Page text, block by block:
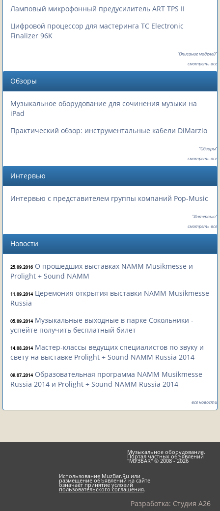
Ламповый микрофонный предусилитель ART TPS II
Цифровой процессор для мастеринга TC Electronic
Finalizer 96K
"Описание моделей"
смотреть все
Обзоры
Музыкальное оборудование для сочинения музыки на
iPad
Практический обзор: инструментальные кабели DiMarzio
"Обзоры"
смотреть все
Интервью
Интервью с представителем группы компаний Pop-Music
"Интервью"
смотреть все
Новости
25.09.2016 О прошедших выставках NAMM Musikmesse и
Prolight + Sound NAMM
11.09.2014 Церемония открытия выставки NAMM Musikmesse
Russia
05.09.2014 Музыкальные выходные в парке Сокольники -
успейте получить бесплатный билет
14.08.2014 Мастер-классы ведущих специалистов по звуку и
свету на выставке Prolight + Sound NAMM Russia 2014
09.07.2014 Образовательная программа NAMM Musikmesse
Russia 2014 и Prolight + Sound NAMM Russia 2014
все новости
Музыкальное оборудование.
Портал частных объявлений
"МУЗБАR" © 2008 - 2026
Разработка: Студия A26
Использование MuzBar.Ru или
размещение объявлений на сайте
означает принятие условий
пользовательского соглашения.